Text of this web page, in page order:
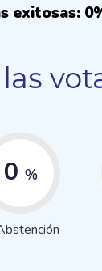
exitosas:
0 %